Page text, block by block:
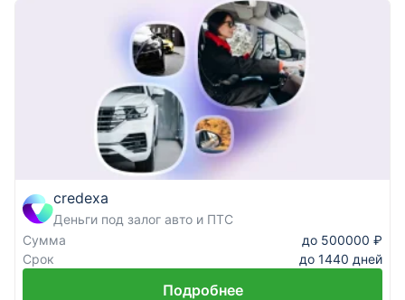
credexa
Деньги под залог авто и ПТС
Сумма
до 500000 ₽
Срок
до 1440 дней
Подробнее